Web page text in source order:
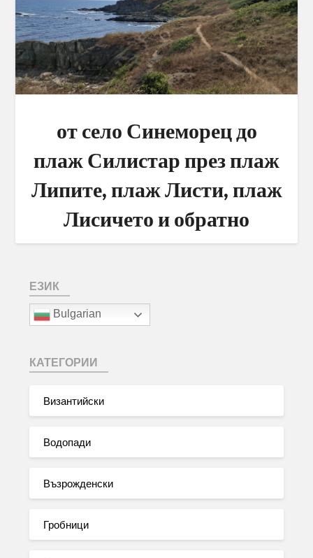
от село Синеморец до
плаж Силистар през плаж
Липите, плаж Листи, плаж
Лисичето и обратно
ЕЗИК
Bulgarian
КАТЕГОРИИ
Византийски
Водопади
Възрожденски
Гробници